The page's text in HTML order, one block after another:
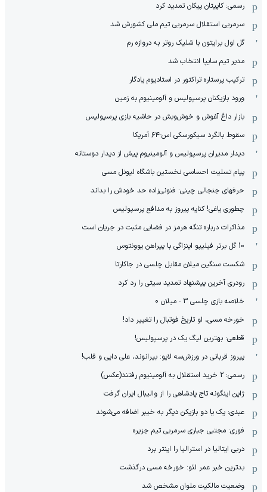
رسمی: کاپیتان پیکان تمدید کرد
سرمربی استقلال سرمربی تیم ملی کشورش شد
گل اول برایتون با شلیک روتر به دروازه رم
مدیر تیم سایپا انتخاب شد
ترکیب پرستاره تراکتور در استادیوم یادگار
ورود بازیکنان پرسپولیس و آلومینیوم به زمین
بازار داغ آغوش و خوش‌و‌بش در حاشیه بازی پرسپولیس
سقوط بالگرد سیکورسکی اس-۶۴ آمریکا
دیدار مدیران پرسپولیس و آلومینیوم پیش از دیدار دوستانه
پیام تسلیت احساسی نخستین باشگاه لیونل مسی
حرفهای جنجالی چینی: فنونی‌زاده حد خودش را بداند
چطوری یاغی! کنایه پیروز به مدافع پرسپولیس
مذاکرات درباره تنگه هرمز در فضایی مثبت در جریان است
10 گل برتر فیلیپو اینزاگی با پیراهن یوونتوس
شکست سنگین میلان مقابل چلسی در جاکارتا
رودری آخرین پیشنهاد تمدید سیتی را رد کرد
خلاصه بازی چلسی 3 - میلان 0
خورخه مسی، او تاریخ فوتبال را تغییر داد!
قطعی: بهترین لیگ یک در پرسپولیس!
پیروز قربانی در ورزش‌سه لایو: بیرانوند، علی دایی و قلب!
رسمی: 2 خرید استقلال به آلومینیوم رفتند(عکس)
ژاپن اینگونه تاج پادشاهی را از والیبال ایران گرفت
عبدی: یک یا دو بازیکن دیگر به خیبر اضافه می‌شوند
فوری: مجتبی جباری سرمربی تیم جزیره
دربی ایتالیا در استرالیا را اینتر برد
بدترین خبر عمر لئو: خورخه مسی درگذشت
وضعیت مالکیت ملوان مشخص شد